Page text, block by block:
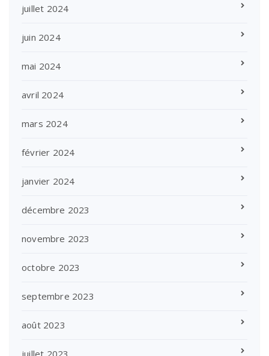
juillet 2024
juin 2024
mai 2024
avril 2024
mars 2024
février 2024
janvier 2024
décembre 2023
novembre 2023
octobre 2023
septembre 2023
août 2023
juillet 2023